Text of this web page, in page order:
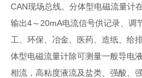
CAN现场总线。分体型电磁流量计
输出4～20mA电流信号供记录、调
工、环保、冶金、医药、造纸、给
体型电磁流量计除可测量一般导电
相流，高粘度液流及盐类、强酸、